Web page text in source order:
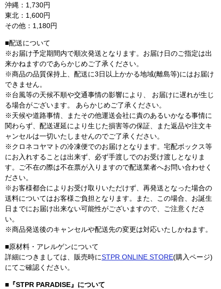
沖縄：1,730円
東北：1,600円
その他：1,180円
■配送について
※お届け予定期間内で順次発送となります。お届け日のご指定は出
来かねますのであらかじめご了承ください。
※商品の品質保持上、配送に3日以上かかる地域(離島等)にはお届け
できません。
※台風等の天候不順や交通事情の影響により、 お届けに遅れが生じ
る場合がございます。 あらかじめご了承ください。
※天候や道路事情、またその他運送会社に責のあるいかなる事情に
関わらず、配送遅延により生じた損害等の保証、また返品や注文キ
ャンセルは一切いたしませんのでご了承ください。
※クロネコヤマトの冷凍便でのお届けとなります。宅配ボックス等
にお入れすることは出来ず、必ず手渡しでのお受け渡しとなりま
す。ご不在の際は不在票が入りますので配送業者へお問い合わせく
ださい。
※お客様都合によりお受け取りいただけず、再発送となった場合の
送料についてはお客様ご負担となります。また、この場合、お誕生
日までにお届け出来ない可能性がございますので、ご注意くださ
い。
※商品発送後のキャンセルや配送先の変更は対応いたしかねます。
■原材料・アレルゲンについて
詳細につきましては、販売時にSTPR ONLINE STORE(購入ページ)
にてご確認ください。
■『STPR PARADISE』について